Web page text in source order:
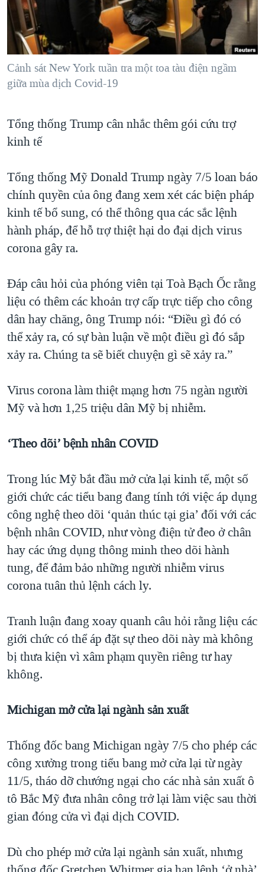
"Tìm"NGƯỜI VIỆT HẢI NGOẠI
ĐỜI SỐNG
KINH TẾ
VĂN HOÁ
THỂ THAO
TẠI
HÀNH TRÌNH BẦU CỬ 2024
MỘT NĂM CHIẾN TRANH TẠI DẢI GAZA
GIẢI MÃ VÀNH ĐAI & CON ĐƯỜNG
NGÀY TỊ NẠN THẾ GIỚI
GROUND ZERO – XƯA VÀ NAY
CÁC GIÁ TRỊ CỘNG HÒA Ở VIỆT NAM
THƯỢNG ĐỈNH TRUMP-KIM TẠI VIỆT NAM
TRỊNH VĨNH BÌNH VS. CHÍNH PHỦ VIỆT NAM
NGƯ DÂN VIỆT VÀ LÀN SÓNG TRỘM HẢI SÂM
QUAN HỆ VIỆT MỸ
VIDEO
NGHE
MẠNG XÃ HỘI
Ngôn ngữ khác
Cảnh sát New York tuần tra một toa tàu điện ngầm
giữa mùa dịch Covid-19
Tổng thống Trump cân nhắc thêm gói cứu trợ
kinh tế
Tổng thống Mỹ Donald Trump ngày 7/5 loan báo
chính quyền của ông đang xem xét các biện pháp
kinh tế bổ sung, có thể thông qua các sắc lệnh
hành pháp, để hỗ trợ thiệt hại do đại dịch virus
corona gây ra.
Đáp câu hỏi của phóng viên tại Toà Bạch Ốc rằng
liệu có thêm các khoản trợ cấp trực tiếp cho công
dân hay chăng, ông Trump nói: “Điều gì đó có
thể xảy ra, có sự bàn luận về một điều gì đó sắp
xảy ra. Chúng ta sẽ biết chuyện gì sẽ xảy ra.”
Virus corona làm thiệt mạng hơn 75 ngàn người
Mỹ và hơn 1,25 triệu dân Mỹ bị nhiễm.
‘Theo dõi’ bệnh nhân COVID
Trong lúc Mỹ bắt đầu mở cửa lại kinh tế, một số
giới chức các tiểu bang đang tính tới việc áp dụng
công nghệ theo dõi ‘quản thúc tại gia’ đối với các
bệnh nhân COVID, như vòng điện tử đeo ở chân
hay các ứng dụng thông minh theo dõi hành
tung, để đảm bảo những người nhiễm virus
corona tuân thủ lệnh cách ly.
Tranh luận đang xoay quanh câu hỏi rằng liệu các
giới chức có thể áp đặt sự theo dõi này mà không
bị thưa kiện vì xâm phạm quyền riêng tư hay
không.
Michigan mở cửa lại ngành sản xuất
Thống đốc bang Michigan ngày 7/5 cho phép các
công xưởng trong tiểu bang mở cửa lại từ ngày
11/5, tháo dỡ chướng ngại cho các nhà sản xuất ô
tô Bắc Mỹ đưa nhân công trở lại làm việc sau thời
gian đóng cửa vì đại dịch COVID.
Dù cho phép mở cửa lại ngành sản xuất, nhưng